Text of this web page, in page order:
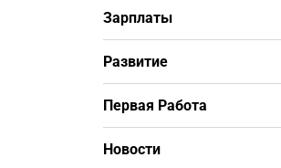
Зарплаты
Развитие
Первая Работа
Новости